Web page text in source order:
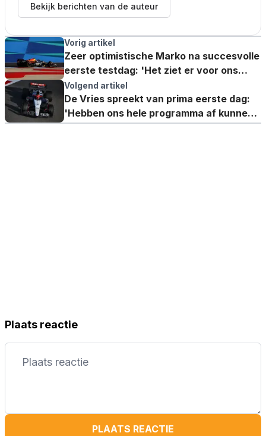
Bekijk berichten van de auteur
Vorig artikel
Zeer optimistische Marko na succesvolle
eerste testdag: 'Het ziet er voor ons
goed uit'
Volgend artikel
De Vries spreekt van prima eerste dag:
'Hebben ons hele programma af kunnen
werken'
Plaats reactie
PLAATS REACTIE